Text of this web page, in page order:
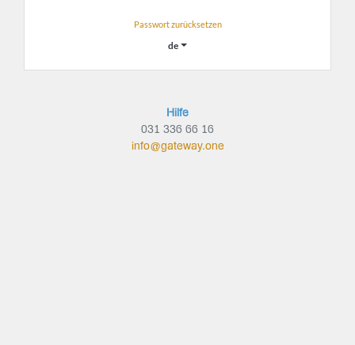
Passwort zurücksetzen
de
Hilfe
031 336 66 16
info@gateway.one